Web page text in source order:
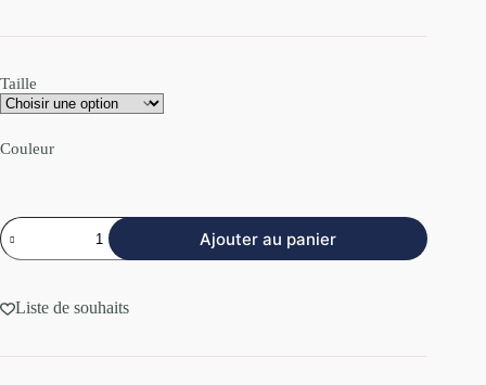
Taille
Couleur
Ajouter au panier
Liste de souhaits